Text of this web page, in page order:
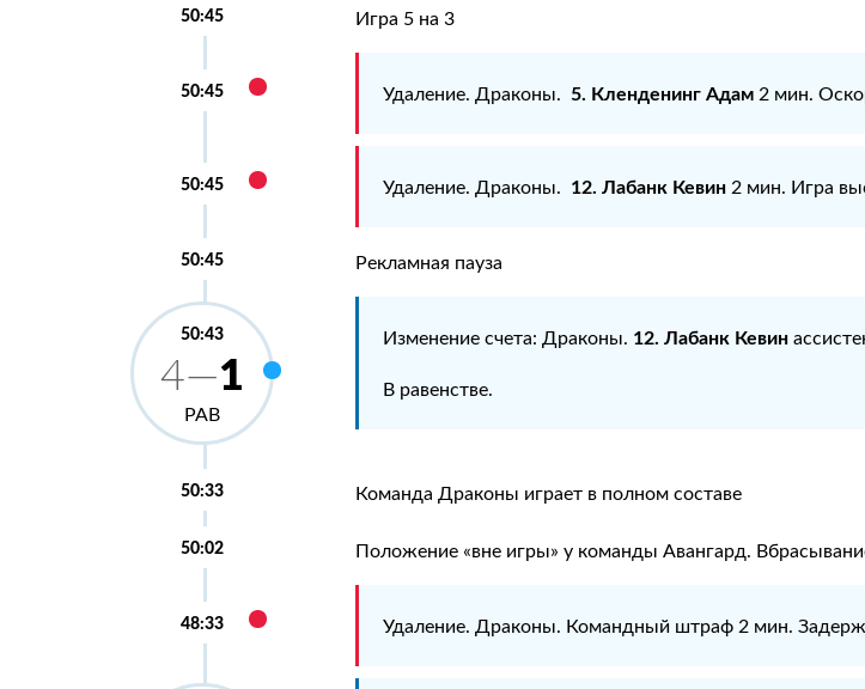
50:45 Игра 5 на 3
50:45 Удаление. Драконы. 5. Кленденинг Адам2 мин.
50:45 Удаление. Драконы. 12. Лабанк Кевин2 мин. Игра
50:45 Рекламная пауза
50:43
4—1
РАВ
Изменение счета: Драконы. 12. Лабанк Кевин
В равенстве.
50:33 Команда Драконы играет в полном составе
50:02 Положение «вне игры» у команды Авангард.
48:33 Удаление. Драконы. Командный штраф 2 мин.